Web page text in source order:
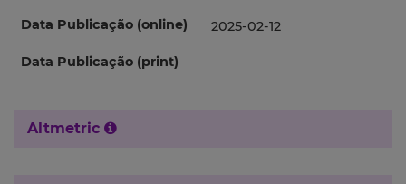
Data Publicação (online) 2025-02-12
Data Publicação (print)
Altmetric